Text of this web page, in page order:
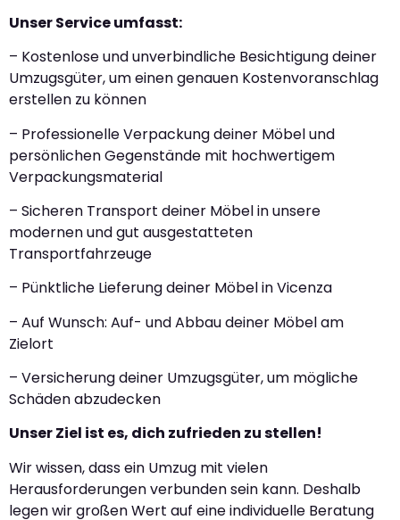
Unser Service umfasst:
– Kostenlose und unverbindliche Besichtigung deiner
Umzugsgüter, um einen genauen Kostenvoranschlag
erstellen zu können
– Professionelle Verpackung deiner Möbel und
persönlichen Gegenstände mit hochwertigem
Verpackungsmaterial
– Sicheren Transport deiner Möbel in unsere
modernen und gut ausgestatteten
Transportfahrzeuge
– Pünktliche Lieferung deiner Möbel in Vicenza
– Auf Wunsch: Auf- und Abbau deiner Möbel am
Zielort
– Versicherung deiner Umzugsgüter, um mögliche
Schäden abzudecken
Unser Ziel ist es, dich zufrieden zu stellen!
Wir wissen, dass ein Umzug mit vielen
Herausforderungen verbunden sein kann. Deshalb
legen wir großen Wert auf eine individuelle Beratung